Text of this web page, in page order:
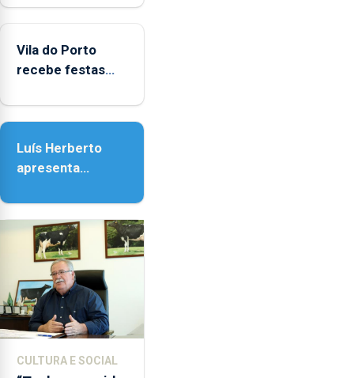
Biblioteca de Vila
Vila do Porto
recebe festas
Nossa Senhora da
Luís Herberto
apresenta
Paisagem’
CULTURA E SOCIAL